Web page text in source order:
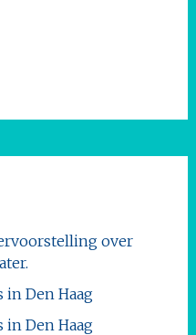
over
in Den Haag
in Den Haag